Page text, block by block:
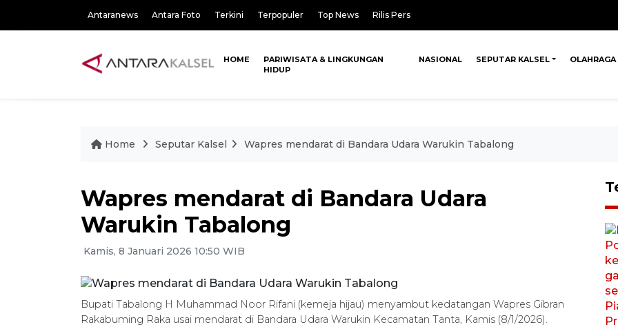
Antaranews Antara Foto Terkini Terpopuler Top News Rilis Pers
HOME
PARIWISATA & LINGKUNGAN
HIDUP
NASIONAL SEPUTAR KALSEL OLAHRAGA
Home Seputar Kalsel Wapres mendarat di Bandara Udara Warukin Tabalong
Wapres mendarat di Bandara Udara
Warukin Tabalong
Kamis, 8 Januari 2026 10:50 WIB
Bupati Tabalong H Muhammad Noor Rifani (kemeja hijau) menyambut kedatangan Wapres Gibran
Rakabuming Raka usai mendarat di Bandara Udara Warukin Kecamatan Tanta, Kamis (8/1/2026).